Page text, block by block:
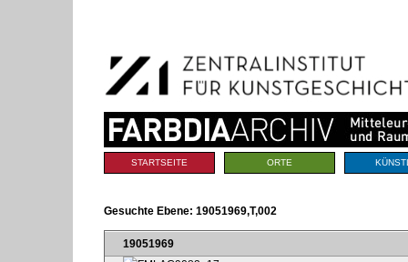
Navigation
Sektionen
STARTSEITE ORTE
Gesuchte Ebene: 19051969,T,002
19051969